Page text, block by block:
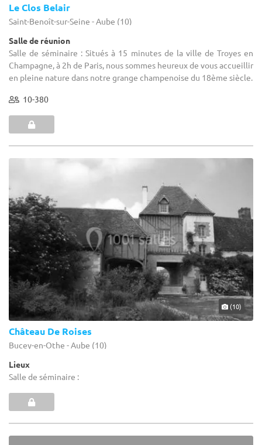
Le Clos Belair
Saint-Benoît-sur-Seine - Aube (10)
Salle de réunion
Salle de séminaire : Situés à 15 minutes de la ville de Troyes en
Champagne, à 2h de Paris, nous sommes heureux de vous accueillir
en pleine nature dans notre grange champenoise du 18ème siècle.
10-380
(10)
Château De Roises
Bucey-en-Othe - Aube (10)
Lieux
Salle de séminaire :